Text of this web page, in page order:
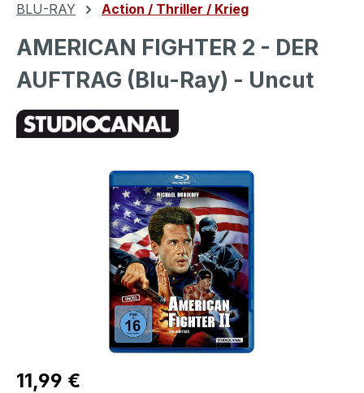
BLU-RAY Action / Thriller / Krieg
AMERICAN FIGHTER 2 - DER
AUFTRAG (Blu-Ray) - Uncut
Bildergalerie überspringen
Regulärer Preis:
11,99 €